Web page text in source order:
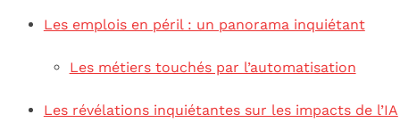
Les emplois en péril : un panorama inquiétant
Les métiers touchés par l’automatisation
Les révélations inquiétantes sur les impacts de l’IA